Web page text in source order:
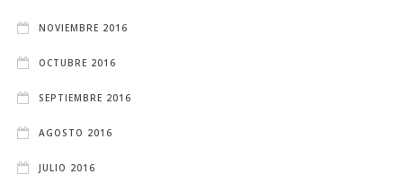
NOVIEMBRE 2016
OCTUBRE 2016
SEPTIEMBRE 2016
AGOSTO 2016
JULIO 2016